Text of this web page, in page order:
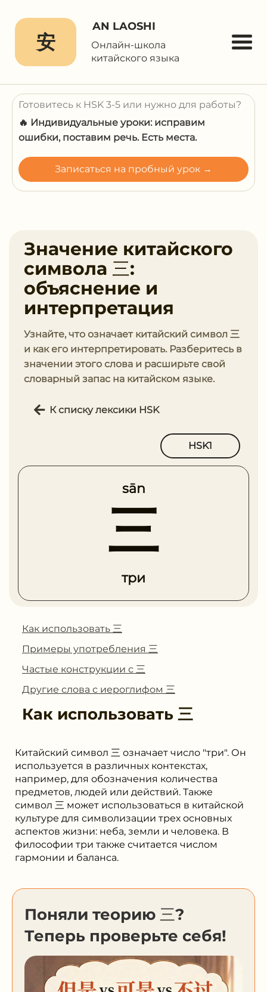
安
AN LAOSHI
Онлайн-школа
китайского языка
Готовитесь к HSK 3-5 или нужно для работы?
🔥 Индивидуальные уроки: исправим
ошибки, поставим речь. Есть места.
Записаться на пробный урок →
Значение китайского
символа 三:
объяснение и
интерпретация
Узнайте, что означает китайский символ 三
и как его интерпретировать. Разберитесь в
значении этого слова и расширьте свой
словарный запас на китайском языке.
К списку лексики HSK
HSK1
sān
三
три
Как использовать 三
Примеры употребления 三
Частые конструкции с 三
Другие слова с иероглифом 三
Как использовать 三
Китайский символ 三 означает число "три". Он
используется в различных контекстах,
например, для обозначения количества
предметов, людей или действий. Также
символ 三 может использоваться в китайской
культуре для символизации трех основных
аспектов жизни: неба, земли и человека. В
философии три также считается числом
гармонии и баланса.
Поняли теорию 三?
Теперь проверьте себя!